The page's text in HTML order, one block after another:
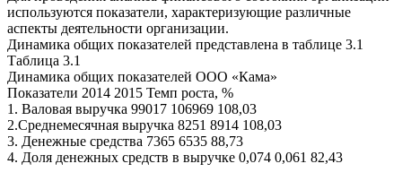
используются показатели, характеризующие различные
аспекты деятельности организации.
Динамика общих показателей представлена в таблице 3.1
Таблица 3.1
Динамика общих показателей ООО «Кама»
Показатели 2014 2015 Темп роста, %
1. Валовая выручка 99017 106969 108,03
2.Среднемесячная выручка 8251 8914 108,03
3. Денежные средства 7365 6535 88,73
4. Доля денежных средств в выручке 0,074 0,061 82,43